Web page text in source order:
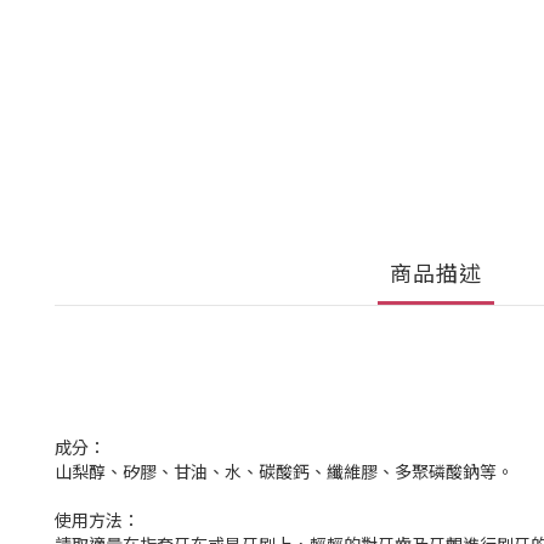
商品描述
成分：
山梨醇、矽膠、甘油、水、碳酸鈣、纖維膠、多聚磷酸鈉等。
使用方法：